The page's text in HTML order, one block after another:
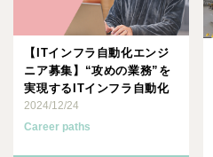
【ITインフラ自動化エンジ
ニア募集】“攻めの業務”を
実現するITインフラ自動化
に、一緒に挑戦しません･･･
2024/12/24
Career paths